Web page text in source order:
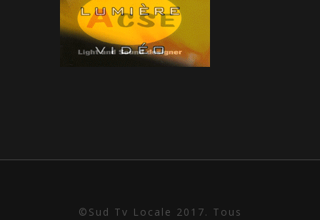
©Sud Tv Locale 2017. Tous